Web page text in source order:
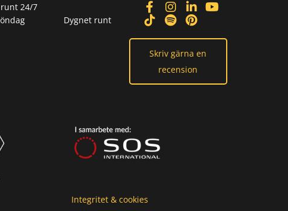
24/7
Dygnet runt
Skriv gärna en
recension
Integritet & cookies